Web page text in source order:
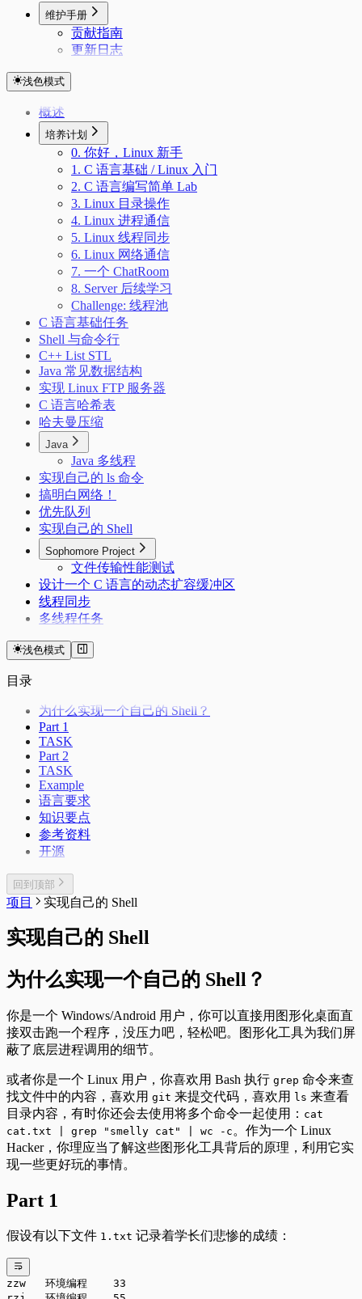
维护手册
贡献指南
更新日志
浅色模式
概述
培养计划
0. 你好，Linux 新手
1. C 语言基础 / Linux 入门
2. C 语言编写简单 Lab
3. Linux 目录操作
4. Linux 进程通信
5. Linux 线程同步
6. Linux 网络通信
7. 一个 ChatRoom
8. Server 后续学习
Challenge: 线程池
C 语言基础任务
Shell 与命令行
C++ List STL
Java 常见数据结构
实现 Linux FTP 服务器
C 语言哈希表
哈夫曼压缩
Java
Java 多线程
实现自己的 ls 命令
搞明白网络！
优先队列
实现自己的 Shell
Sophomore Project
文件传输性能测试
设计一个 C 语言的动态扩容缓冲区
线程同步
多线程任务
浅色模式
目录
为什么实现一个自己的 Shell？
Part 1
TASK
Part 2
TASK
Example
语言要求
知识要点
参考资料
开源
回到顶部
项目 实现自己的 Shell
实现自己的 Shell
为什么实现一个自己的 Shell？
你是一个 Windows/Android 用户，你可以直接用图形化桌面直
接双击跑一个程序，没压力吧，轻松吧。图形化工具为我们屏
蔽了底层进程调用的细节。
或者你是一个 Linux 用户，你喜欢用 Bash 执行 grep 命令来查
找文件中的内容，喜欢用 git 来提交代码，喜欢用 ls 来查看
目录内容，有时你还会去使用将多个命令一起使用： cat
cat.txt | grep "smelly cat" | wc -c。作为一个 Linux
Hacker，你理应当了解这些图形化工具背后的原理，利用它实
现一些更好玩的事情。
Part 1
假设有以下文件 1.txt 记录着学长们悲惨的成绩：
zzw   环境编程    33